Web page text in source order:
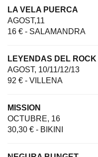
LA VELA PUERCA
AGOST,11
16 € - SALAMANDRA
LEYENDAS DEL ROCK
AGOST, 10/11/12/13
92 € - VILLENA
MISSION
OCTUBRE, 16
30,30 € - BIKINI